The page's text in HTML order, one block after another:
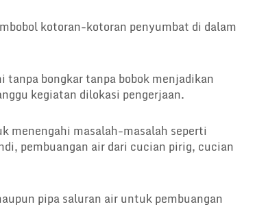
kotoran-kotoran penyumbat di dalam
bongkar tanpa bobok menjadikan
kegiatan dilokasi pengerjaan.
menengahi masalah-masalah seperti
pembuangan air dari cucian pirig, cucian
pipa saluran air untuk pembuangan